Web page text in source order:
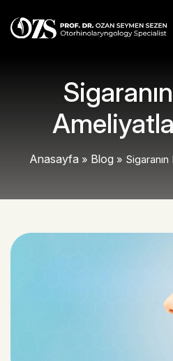
Anasayfa» Blog»